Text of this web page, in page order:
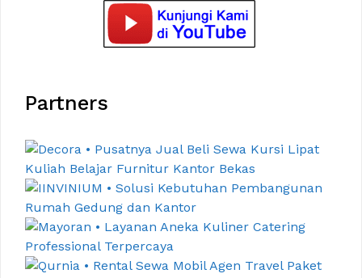
Partners